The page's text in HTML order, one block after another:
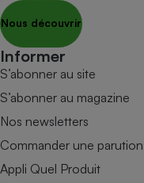
Nous découvrir
Informer
S’abonner au site
S’abonner au magazine
Nos newsletters
Commander une parution
Appli Quel Produit